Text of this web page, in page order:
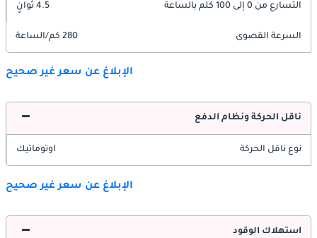
التسارع من 0 إلى 100 كلم بالساعة 4.5 ثوانٍ
السرعة القصوى 280 كم/الساعة
الإبلاغ عن سعر غير صحيح
ناقل الحركة ونظام الدفع
نوع ناقل الحركة اوتوماتيك
الإبلاغ عن سعر غير صحيح
استهلاك الوقود